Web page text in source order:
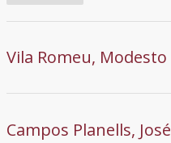
Vila Romeu, Modesto
Campos Planells, José